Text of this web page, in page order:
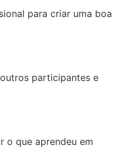
para criar uma boa
participantes e
o que aprendeu em